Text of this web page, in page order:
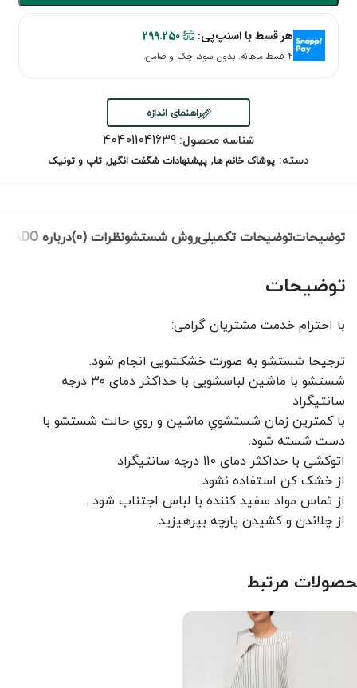
هر قسط با اسنپ‌پی: 299.250
۴ قسط ماهانه. بدون سود، چک و ضامن.
راهنمای اندازه
شناسه محصول: 404011041639
دسته: پوشاک خانم ها, پیشنهادات شگفت انگیز, تاپ و تونیک
توضیحاتتوضیحات تکمیلیروش شستشونظرات (0) درباره NEVADO
توضیحات
با احترام خدمت مشتریان گرامی:
ترجیحا شستشو به صورت خشکشویی انجام شود.
شستشو با ماشین لباسشویی با حداکثر دمای ۳۰ درجه
سانتیگراد
با کمترين زمان شستشوي ماشين و روي حالت شستشو با
دست شسته شود.
اتوکشی با حداکثر دمای 110 درجه سانتیگراد
از خشک کن استفاده نشود.
از تماس مواد سفید کننده با لباس اجتناب شود .
از چلاندن و کشيدن پارچه بپرهيزيد.
مرتبط